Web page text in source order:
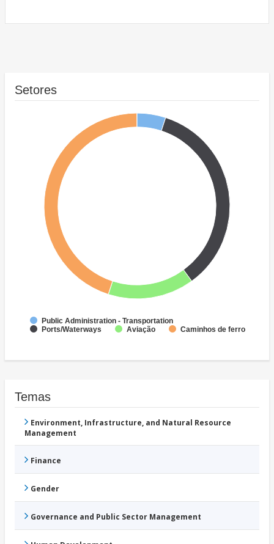
Setores
Public Administration - Transportation
Ports/Waterways
Aviação Caminhos de ferro
Temas
Environment, Infrastructure, and Natural Resource
Management
Finance
Gender
Governance and Public Sector Management